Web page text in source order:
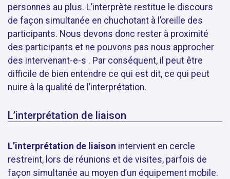
personnes au plus. L’interprète restitue le discours
de façon simultanée en chuchotant à l’oreille des
participants. Nous devons donc rester à proximité
des participants et ne pouvons pas nous approcher
des intervenant-e-s . Par conséquent, il peut être
difficile de bien entendre ce qui est dit, ce qui peut
nuire à la qualité de l’interprétation.
L’interprétation de liaison
L’interprétation de liaison intervient en cercle
restreint, lors de réunions et de visites, parfois de
façon simultanée au moyen d’un équipement mobile.